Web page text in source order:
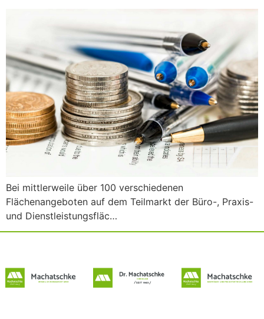
Bei mittlerweile über 100 verschiedenen
Flächenangeboten auf dem Teilmarkt der Büro-, Praxis-
und Dienstleistungsfläc…